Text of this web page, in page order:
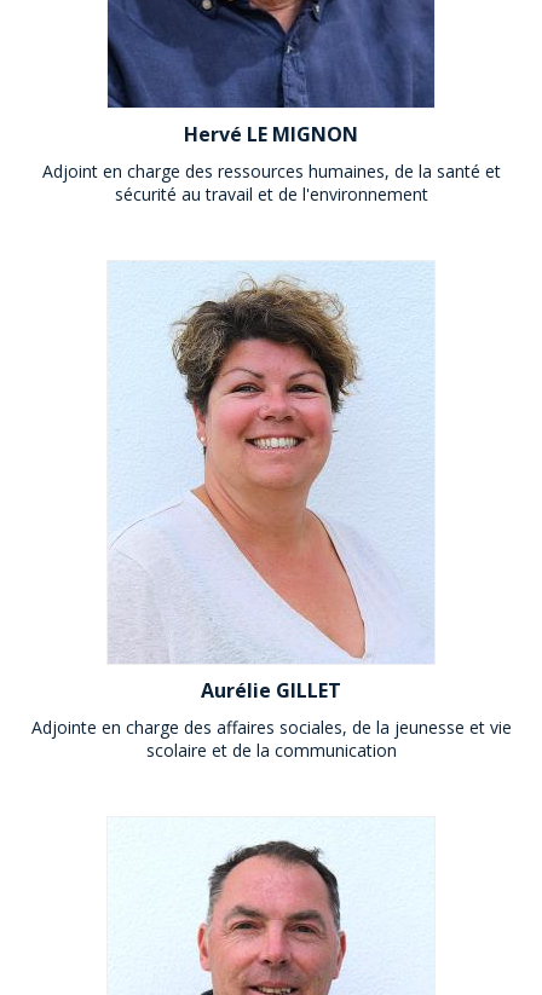
Hervé LE MIGNON
Adjoint en charge des ressources humaines, de la santé et
sécurité au travail et de l'environnement
Aurélie GILLET
Adjointe en charge des affaires sociales, de la jeunesse et vie
scolaire et de la communication